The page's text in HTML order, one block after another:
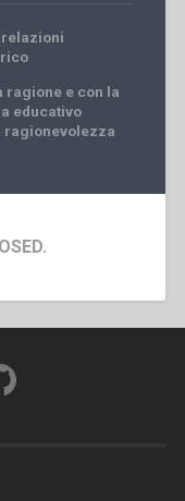
relazioni
ragione e con la
educativo
ragionevolezza